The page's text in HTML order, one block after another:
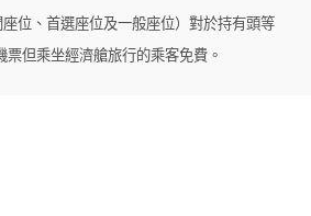
位、首選座位及一般座位）對於持有頭等
但乘坐經濟艙旅行的乘客免費。